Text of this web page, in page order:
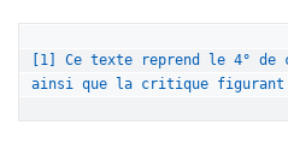
[1] Ce texte reprend le 4° de
ainsi que la critique figurant